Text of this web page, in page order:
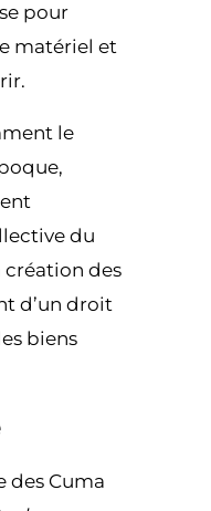
pour
matériel et
le
du
des
d’un droit
biens
des Cuma